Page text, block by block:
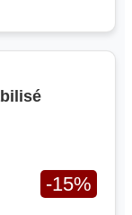
-15%